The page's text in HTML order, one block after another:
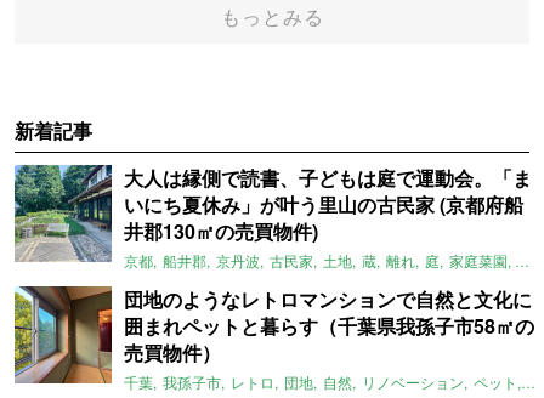
もっとみる
新着記事
大人は縁側で読書、子どもは庭で運動会。「ま
いにち夏休み」が叶う里山の古民家 (京都府船
井郡130㎡の売買物件)
京都 船井郡 京丹波 古民家 土地 蔵 離れ 庭 家庭菜園 倉
団地のようなレトロマンションで自然と文化に
囲まれペットと暮らす（千葉県我孫子市58㎡の
売買物件）
千葉 我孫子市 レトロ 団地 自然 リノベーション ペット